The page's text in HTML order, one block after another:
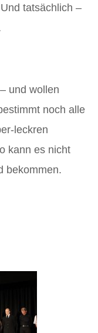
tatsächlich –
und wollen
noch alle
leckren
kann es nicht
bekommen.